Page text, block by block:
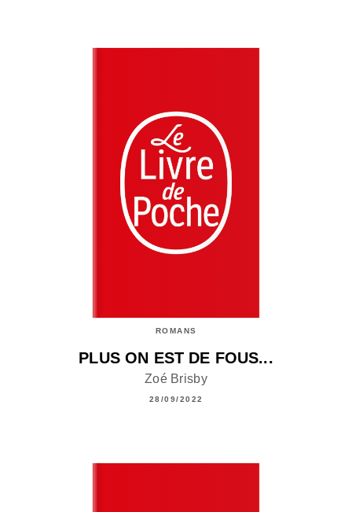
ROMANS
PLUS ON EST DE FOUS...
Zoé Brisby
28/09/2022